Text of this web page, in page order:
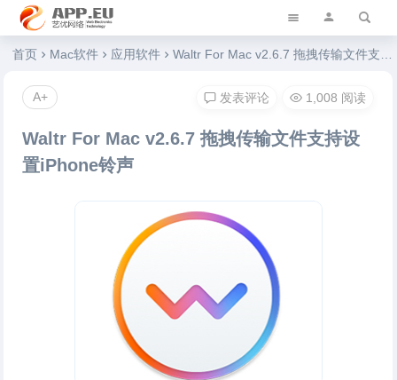
艺优软件乐园
首页 Mac软件 应用软件 Waltr For Mac v2.6.7 拖拽传输文件支持设置iPhone铃声
Waltr For Mac v2.6.7 拖拽传输文件支持设
置iPhone铃声
发表评论 1,008 阅读
A+